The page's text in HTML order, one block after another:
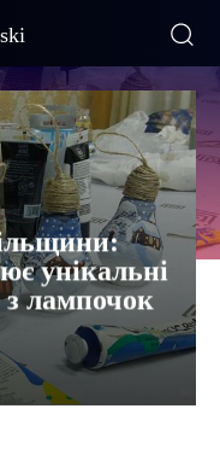
унікальні
лампочок